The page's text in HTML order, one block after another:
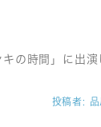
の時間」に出
投稿者: